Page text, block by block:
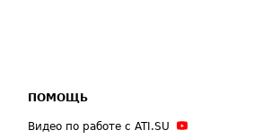
ПОМОЩЬ
Видео по работе с ATI.SU